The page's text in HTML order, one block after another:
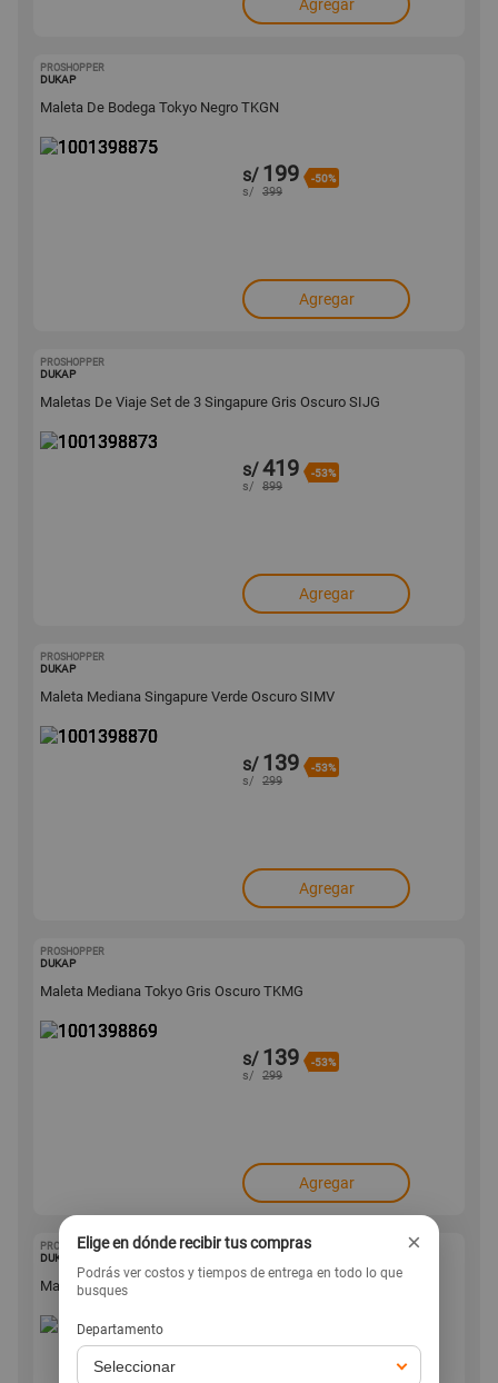
Agregar
PROSHOPPER
DUKAP
Maleta De Bodega Tokyo Negro TKGN
s/ 199 -50%
s/ 399
Agregar
PROSHOPPER
DUKAP
Maletas De Viaje Set de 3 Singapure Gris Oscuro SIJG
s/419 -53%
s/ 899
Agregar
PROSHOPPER
DUKAP
Maleta Mediana Singapure Verde Oscuro SIMV
s/ 139 -53%
s/ 299
Agregar
PROSHOPPER
DUKAP
Maleta Mediana Tokyo Gris Oscuro TKMG
s/ 139 -53%
s/ 299
Agregar
PROSHOPPER 1001398868
DUKAP
Maleta Mediana Tokyo Negro TKMN
s/139
Elige en dónde recibir tus compras ×
Podrás ver costos y tiempos de entrega en todo lo que
busques
Departamento